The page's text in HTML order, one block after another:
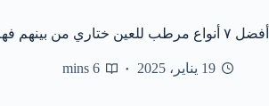
أفضل ٧ أنواع مرطب للعين ختاري من بينهم فهم الأفضل بالأسواق
19 يناير، 2025 6 mins